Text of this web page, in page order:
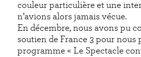
couleur particulière et une
n’avions alors jamais vécue.
En décembre, nous avons pu
soutien de France 3 pour nous
programme « Le Spectacle